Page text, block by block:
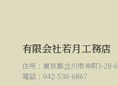
有限会社若月工務店
住所：東京都立川市幸町1-28-6
電話：042-536-6867